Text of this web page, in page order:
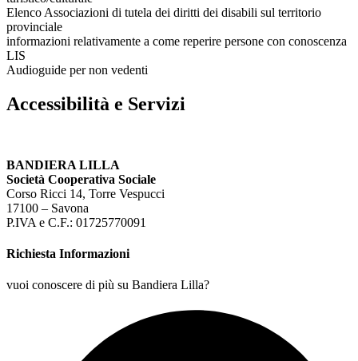
Elenco Associazioni di tutela dei diritti dei disabili sul territorio
provinciale
informazioni relativamente a come reperire persone con conoscenza
LIS
Audioguide per non vedenti
Accessibilità e Servizi
BANDIERA LILLA
Società Cooperativa Sociale
Corso Ricci 14, Torre Vespucci
17100 – Savona
P.IVA e C.F.: 01725770091
Richiesta Informazioni
vuoi conoscere di più su Bandiera Lilla?